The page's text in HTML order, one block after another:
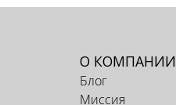
О КОМПАНИИ
Блог
Миссия